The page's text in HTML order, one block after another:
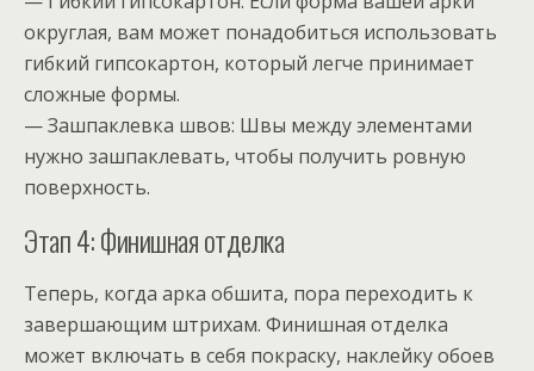
округлая, вам может понадобиться использовать
гибкий гипсокартон, который легче принимает
сложные формы.
— Зашпаклевка швов: Швы между элементами
нужно зашпаклевать, чтобы получить ровную
поверхность.
Этап 4: Финишная отделка
Теперь, когда арка обшита, пора переходить к
завершающим штрихам. Финишная отделка
может включать в себя покраску, наклейку обоев